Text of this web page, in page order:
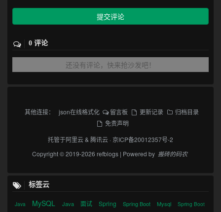
提交评论
0 评论
还没有评论，快来抢沙发吧！
其他连接： json在线格式化 留言板 更新记录
归档目录
免责声明
托管于阿里云& 腾讯云 ·京ICP备20012357号-2
Copyright © 2019-2026 refblogs | Powered by 搬砖的码农
标签云
Java MySQL Java 面试 Spring Spring Boot Mysql Spring Boot